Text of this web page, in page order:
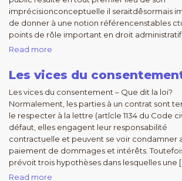
imprécisionconceptuelle il seraitdêsormais
de donner à une notion référencenstables
points de rôle important en droit
Read more
Les vices du
Les vices du consentement – Que dit la loi?
Normalement, les parties à un contrat sont
le respecter à la lettre (artlcle 1134 du Code
défaut, elles engagent leur responsabilité
contractuelle et peuvent se voir condamner
paiement de dommages et intérêts.
prévoit trois hypothèses dans lesquelles une
Read more